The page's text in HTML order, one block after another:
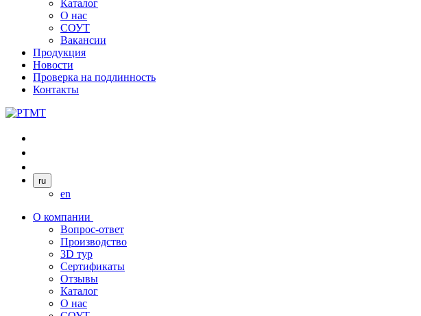
Каталог
О нас
СОУТ
Вакансии
Продукция
Новости
Проверка на подлинность
Контакты
ru
en
О компании
Вопрос-ответ
Производство
3D тур
Сертификаты
Отзывы
Каталог
О нас